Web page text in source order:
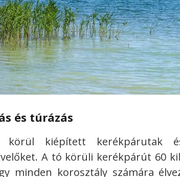
és túrázás
körül kiépített kerékpárutak
A tó körüli kerékpárút 60
minden korosztály számára